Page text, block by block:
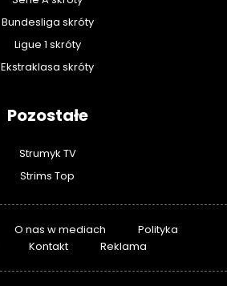
Bundesliga skróty
Ligue 1 skróty
Ekstraklasa skróty
Pozostałe
Strumyk TV
Strims Top
O nas w mediach
Polityka
Kontakt Reklama